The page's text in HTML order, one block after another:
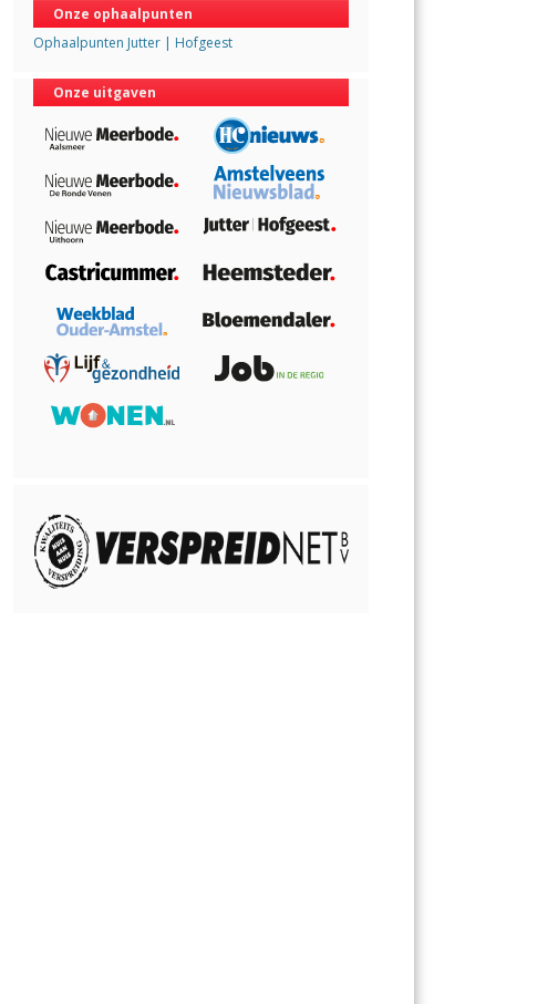
Onze ophaalpunten
Ophaalpunten Jutter | Hofgeest
Onze uitgaven